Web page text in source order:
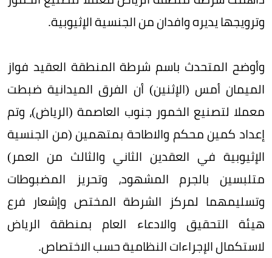
وترويجها يديره وافدان من الجنسية الإثيوبية.
وأوضح المتحدث باسم شرطة المنطقة العقيد فواز
الميمان أمس (الإثنين) أن الفرق الميدانية ضبطت
معملا لتصنيع الخمور جنوب العاصمة (الرياض)، وتم
إعداد كمين محكم والاطاحة بمتهمين (من الجنسية
الإثيوبية في العقدين الثاني والثالث من العمر)
متلبسين بالجرم المشهود، وتحريز المضبوطات
وتسليمهما لمركز الشرطة المختص وإشعار فرع
هيئة التحقيق والادعاء العام بمنطقة الرياض
لاستكمال الإجراءات النظامية حسب الاختصاص.